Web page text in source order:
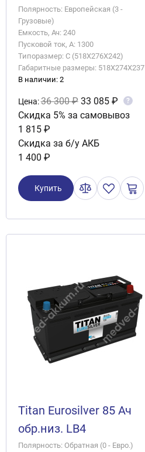
Полярность: Европейская (3 -
Грузовые)
Емкость, Ач: 240
Пусковой ток, А: 1300
Типоразмер: C (518X276X242)
Габаритные размеры: 518X274X237
В наличии: 2
Цена:36 300 ₽ 33 085 ₽ ?
Скидка 5% за самовывоз
1 815 ₽
Скидка за б/у АКБ
1 400 ₽
Купить
Titan Eurosilver 85 Ач
обр.низ. LB4
Полярность: Обратная (0 - Евро.)